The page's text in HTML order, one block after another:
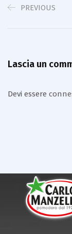
PREVIOUS
Lascia un
Devi essere